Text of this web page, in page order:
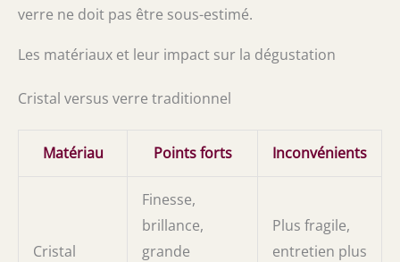
verre ne doit pas être sous-estimé.
Les matériaux et leur impact sur la dégustation
Cristal versus verre traditionnel
Matériau Points forts Inconvénients
Cristal
Finesse,
brillance,
grande
Plus fragile,
entretien plus